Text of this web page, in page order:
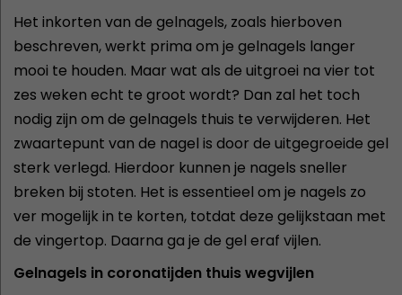
Het inkorten van de gelnagels, zoals hierboven
beschreven, werkt prima om je gelnagels langer
mooi te houden. Maar wat als de uitgroei na vier tot
zes weken echt te groot wordt? Dan zal het toch
nodig zijn om de gelnagels thuis te verwijderen. Het
zwaartepunt van de nagel is door de uitgegroeide gel
sterk verlegd. Hierdoor kunnen je nagels sneller
breken bij stoten. Het is essentieel om je nagels zo
ver mogelijk in te korten, totdat deze gelijkstaan met
de vingertop. Daarna ga je de gel eraf vijlen.
Gelnagels in coronatijden thuis wegvijlen